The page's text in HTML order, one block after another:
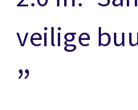
veilige